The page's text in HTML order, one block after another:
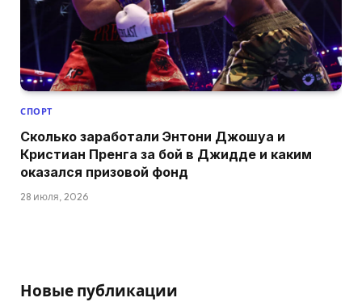
СПОРТ
Сколько заработали Энтони Джошуа и
Кристиан Пренга за бой в Джидде и каким
оказался призовой фонд
28 июля, 2026
Новые публикации